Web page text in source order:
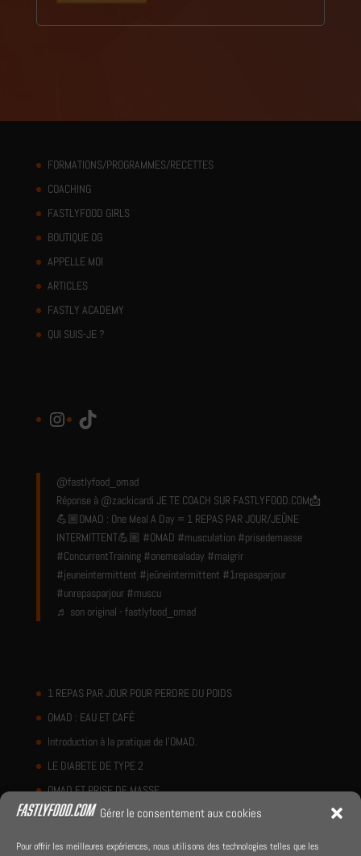
Gérer le consentement aux cookies
Pour offrir les meilleures expériences, nous utilisons des technologies telles que les
FORMATIONS/PROGRAMMES/RECETTES
COACHING
FASTLYFOOD GIRLS
BOUTIQUE OG
APPELLE MOI
ARTICLES
FASTLY ACADEMY
QUI SUIS-JE ?
Instagram TikTok
@fastlyfood_omad
Réponse à @zackicardi JE TE COACH SUR FASTLYFOOD.COM📩
💪🏼OMAD : One Meal A Day = 1 REPAS PAR JOUR/JEÛNE
INTERMITTENT💪🏼 #OMAD #musculation #prisedemasse
#ConcurrentTraining #onemealaday #maigrir
#jeuneintermittent #jeûneintermittent #1repasparjour
#unrepasparjour #muscu
♬ son original - fastlyfood_omad
1 REPAS PAR JOUR POUR PERDRE DU POIDS
OMAD : EAU ET CAFÉ
Introduction à la pratique de l’OMAD.
LE DIABETE DE TYPE 2
OMAD ET PRISE DE MASSE